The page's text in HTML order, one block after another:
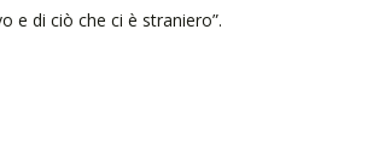
e di ciò che ci è straniero”.